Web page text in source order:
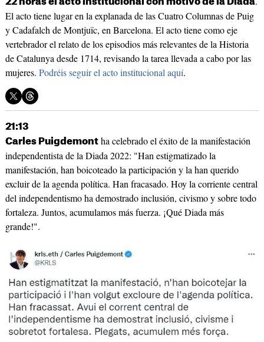
El acto tiene lugar en la explanada de las Cuatro Columnas de Puig
y Cadafalch de Montjuïc, en Barcelona. El acto tiene como eje
vertebrador el relato de los episodios más relevantes de la Historia
de Catalunya desde 1714, revisando la tarea llevada a cabo por las
mujeres. Podréis seguir el acto institucional aquí.
21:13
Carles Puigdemontha celebrado el éxito de la manifestación
independentista de la Diada 2022: "Han estigmatizado la
manifestación, han boicoteado la participación y la han querido
excluir de la agenda política. Han fracasado. Hoy la corriente central
del independentismo ha demostrado inclusión, civismo y sobre todo
fortaleza. Juntos, acumulamos más fuerza. ¡Qué Diada más
grande!".